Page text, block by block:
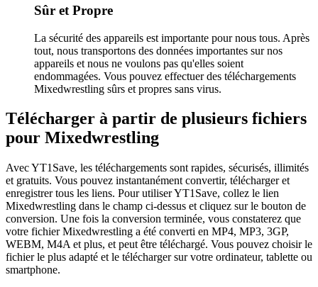
Sûr et Propre
La sécurité des appareils est importante pour nous tous. Après
tout, nous transportons des données importantes sur nos
appareils et nous ne voulons pas qu'elles soient
endommagées. Vous pouvez effectuer des téléchargements
Mixedwrestling sûrs et propres sans virus.
Télécharger à partir de plusieurs fichiers
pour Mixedwrestling
Avec YT1Save, les téléchargements sont rapides, sécurisés, illimités
et gratuits. Vous pouvez instantanément convertir, télécharger et
enregistrer tous les liens. Pour utiliser YT1Save, collez le lien
Mixedwrestling dans le champ ci-dessus et cliquez sur le bouton de
conversion. Une fois la conversion terminée, vous constaterez que
votre fichier Mixedwrestling a été converti en MP4, MP3, 3GP,
WEBM, M4A et plus, et peut être téléchargé. Vous pouvez choisir le
fichier le plus adapté et le télécharger sur votre ordinateur, tablette ou
smartphone.